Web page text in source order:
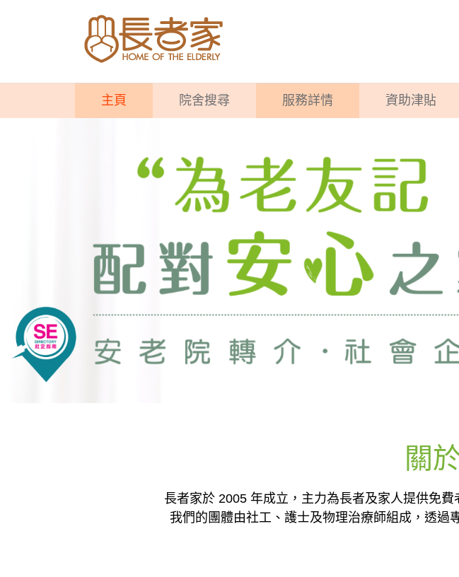
主頁 院舍搜尋 服務詳情 資助津貼
關
長者家於 2005 年成立，主力為長者及家人提供免
我們的團體由社工、護士及物理治療師組成，透過